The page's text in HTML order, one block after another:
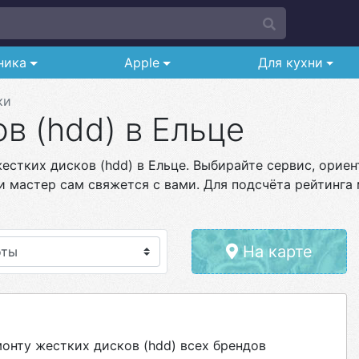
Apple Для кухни
(hdd) в Ельце
дисков (hdd) в Ельце. Выбирайте сервис,
мастер сам свяжется с вами. Для подсчёта
На карте
жестких дисков (hdd) всех брендов